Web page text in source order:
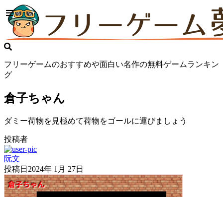
フリーゲームのおすすめや面白い名作の無料ゲームランキン
グ
倉子ちゃん
ダミー荷物を見極めて荷物をゴールに運びましょう
投稿者
阮文
投稿日 2024年 1月 27日